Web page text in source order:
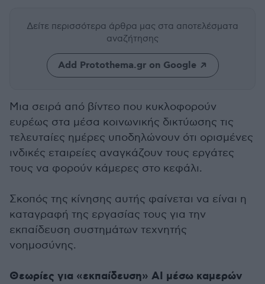
Δείτε περισσότερα άρθρα μας στα αποτελέσματα
αναζήτησης
Add Protothema.gr on Google
Μια σειρά από βίντεο που κυκλοφορούν
ευρέως στα μέσα κοινωνικής δικτύωσης τις
τελευταίες ημέρες υποδηλώνουν ότι ορισμένες
ινδικές εταιρείες αναγκάζουν τους εργάτες
τους να φορούν κάμερες στο κεφάλι.
Σκοπός της κίνησης αυτής φαίνεται να είναι η
καταγραφή της εργασίας τους για την
εκπαίδευση συστημάτων τεχνητής
νοημοσύνης.
Θεωρίες για «εκπαίδευση» ΑΙ μέσω καμερών